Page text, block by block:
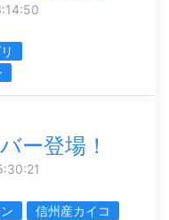
ー登場！
信州産カイコ